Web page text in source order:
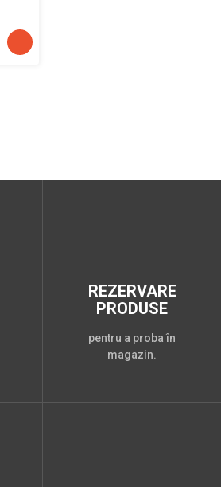
REZERVARE
PRODUSE
pentru a proba în
magazin.